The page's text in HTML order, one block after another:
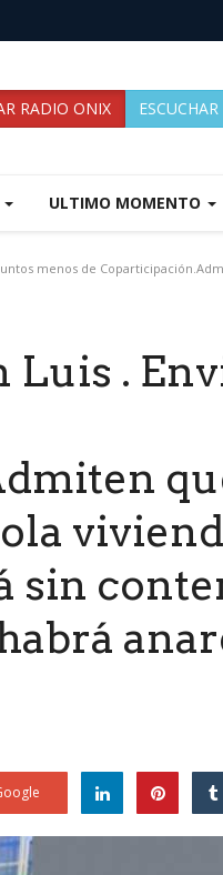
RADIO ONIX
ULTIMO MOMENTO
menos de
Luis .
sin